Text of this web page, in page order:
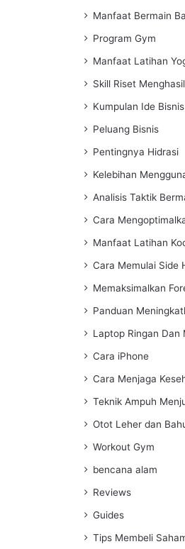
Manfaat Bermain
Program Gym
Manfaat Latihan
Skill Riset
Kumpulan Ide
Peluang Bisnis
Pentingnya Hidrasi
Kelebihan
Analisis Taktik
Cara
Manfaat Latihan
Cara Memulai Side
Memaksimalkan
Panduan
Laptop Ringan Dan
Cara iPhone
Cara Menjaga
Teknik Ampuh
Otot Leher dan
Workout Gym
bencana alam
Reviews
Guides
Tips Membeli